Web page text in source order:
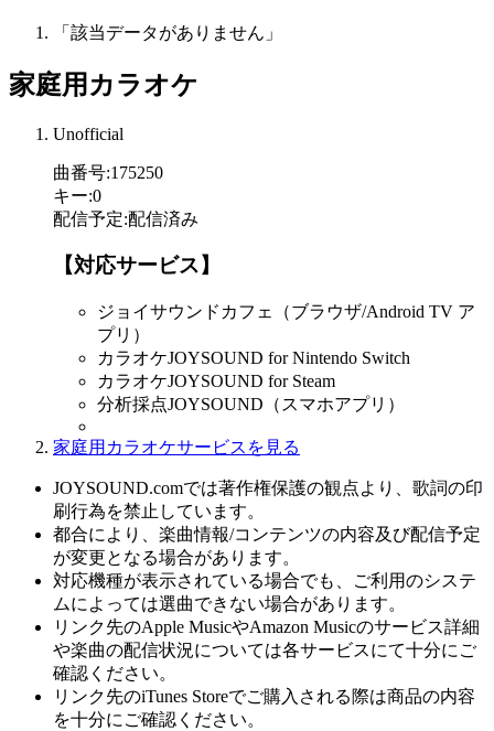
「該当データがありません」
家庭用カラオケ
Unofficial
曲番号:175250
キー:0
配信予定:配信済み
【対応サービス】
ジョイサウンドカフェ（ブラウザ/Android TV ア
プリ）
カラオケJOYSOUND for Nintendo Switch
カラオケJOYSOUND for Steam
分析採点JOYSOUND（スマホアプリ）
家庭用カラオケサービスを見る
JOYSOUND.comでは著作権保護の観点より、歌詞の印
刷行為を禁止しています。
都合により、楽曲情報/コンテンツの内容及び配信予定
が変更となる場合があります。
対応機種が表示されている場合でも、ご利用のシステ
ムによっては選曲できない場合があります。
リンク先のApple MusicやAmazon Musicのサービス詳細
や楽曲の配信状況については各サービスにて十分にご
確認ください。
リンク先のiTunes Storeでご購入される際は商品の内容
を十分にご確認ください。